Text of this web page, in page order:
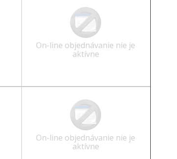
On-line objednávanie nie je
aktívne
On-line objednávanie nie je
aktívne